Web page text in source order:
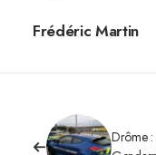
Frédéric Martin
Drôme :